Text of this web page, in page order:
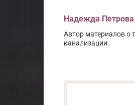
Надежда Петрова
Автор материалов о
канализации.